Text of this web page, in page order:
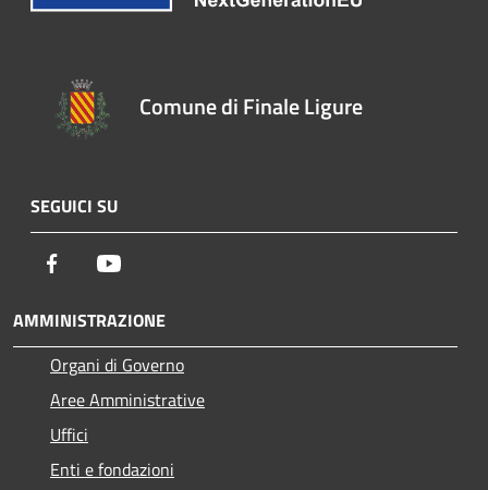
Comune di Finale Ligure
SEGUICI SU
Facebook
AMMINISTRAZIONE
Organi di Governo
Aree Amministrative
Uffici
Enti e fondazioni